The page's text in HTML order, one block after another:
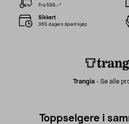
Trangia- Se alle
Fra 599,–*
Sikkert
365 dagers åpent kjøp
Toppselgere i